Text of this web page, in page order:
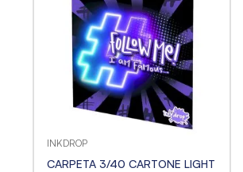
INKDROP
CARPETA 3/40 CARTONE LIGHT